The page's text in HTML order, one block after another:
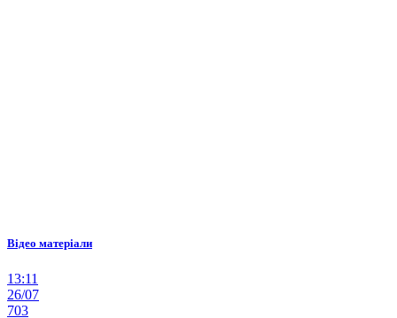
Відео матеріали
13:11
26/07
703